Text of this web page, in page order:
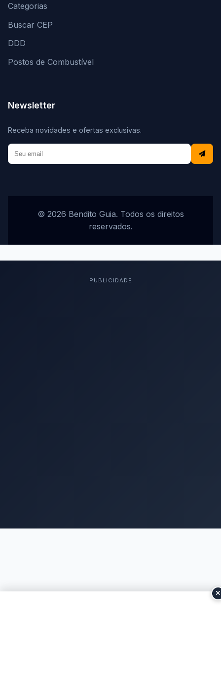
Categorias
Buscar CEP
DDD
Postos de Combustível
Newsletter
Receba novidades e ofertas exclusivas.
© 2026 Bendito Guia. Todos os direitos
reservados.